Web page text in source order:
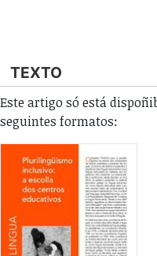
TEXTO
Este artigo só está
seguintes formatos: